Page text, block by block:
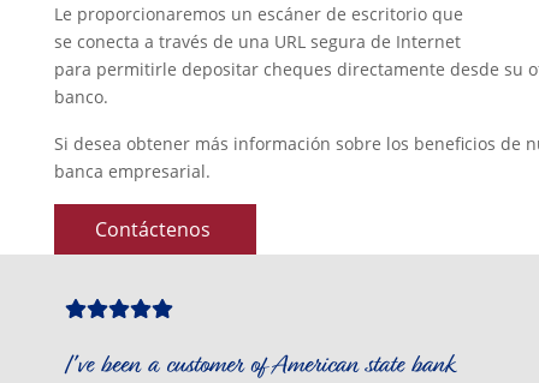
Le proporcionaremos un escáner de escritorio que
se conecta a través de una URL segura de Internet
para permitirle depositar cheques directamente desde su
banco.
Si desea obtener más información sobre los beneficios
banca empresarial.
Contáctenos
StarStarStar
StarStar
I've been a customer of American state bank